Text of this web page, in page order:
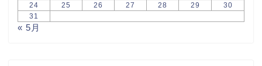
24
25 26 27 28 29
30
31
« 5月